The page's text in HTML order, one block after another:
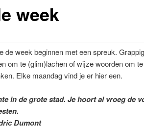
week
de week beginnen met een spreuk.
om te (glim)lachen of wijze woorden om te
Elke maandag vind je er hier een.
in de grote stad. Je hoort al vroeg de
Dumont